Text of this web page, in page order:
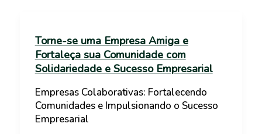
Torne-se uma Empresa Amiga e
Fortaleça sua Comunidade com
Solidariedade e Sucesso Empresarial
Empresas Colaborativas: Fortalecendo
Comunidades e Impulsionando o Sucesso
Empresarial